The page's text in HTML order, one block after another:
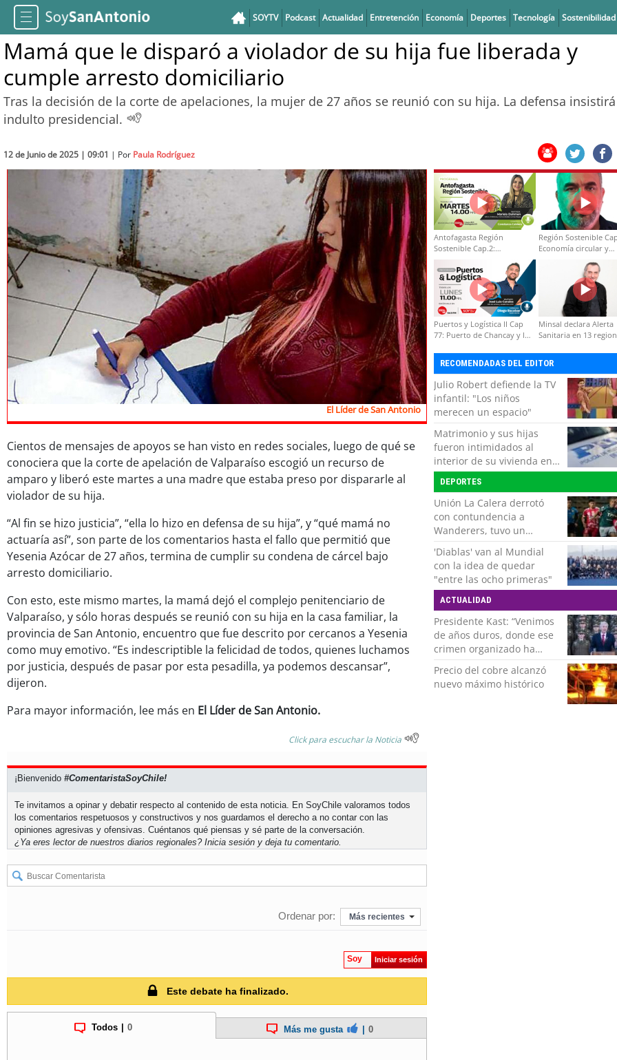
SOYTV Podcast Actualidad Entretención Economía Deportes Tecnología Sostenibilidad
Mamá que le disparó a violador de su hija fue liberada y
cumple arresto domiciliario
Tras la decisión de la corte de apelaciones, la mujer de 27 años se reunió con su hija. La defensa
indulto presidencial.
12 de Junio de 2025 | 09:01 | Por Paula Rodríguez
El Líder de San Antonio
Cientos de mensajes de apoyos se han visto en redes sociales, luego de qué se
conociera que la corte de apelación de Valparaíso escogió un recurso de
amparo y liberó este martes a una madre que estaba preso por dispararle al
violador de su hija.
“Al fin se hizo justicia”, “ella lo hizo en defensa de su hija”, y “qué mamá no
actuaría así”, son parte de los comentarios hasta el fallo que permitió que
Yesenia Azócar de 27 años, termina de cumplir su condena de cárcel bajo
arresto domiciliario.
Con esto, este mismo martes, la mamá dejó el complejo penitenciario de
Valparaíso, y sólo horas después se reunió con su hija en la casa familiar, la
provincia de San Antonio, encuentro que fue descrito por cercanos a Yesenia
como muy emotivo. “Es indescriptible la felicidad de todos, quienes luchamos
por justicia, después de pasar por esta pesadilla, ya podemos descansar”,
dijeron.
Para mayor información, lee más en El Líder de San Antonio.
Click para escuchar la Noticia
¡Bienvenido #ComentaristaSoyChile!
Te invitamos a opinar y debatir respecto al contenido de esta noticia. En SoyChile valoramos todos
los comentarios respetuosos y constructivos y nos guardamos el derecho a no contar con las
opiniones agresivas y ofensivas. Cuéntanos qué piensas y sé parte de la conversación.
¿Ya eres lector de nuestros diarios regionales? Inicia sesión y deja tu comentario.
Ordenar por: Más recientes
Soy Iniciar sesión
Este debate ha finalizado.
Todos 0 Más me gusta 0
Antofagasta Región
Sostenible Cap.2:
Educación ambiental y
formación de capacidades
técnicas
Región Sostenible
Economía circular y
Puertos y Logística II Cap
77: Puerto de Chancay y la
Minsal declara Alerta
Sanitaria en 13
RECOMENDADAS DEL EDITOR
Julio Robert defiende la TV
infantil: "Los niños
merecen un espacio"
Matrimonio y sus hijas
fueron intimidados al
interior de su vivienda en
Puente Alto
DEPORTES
Unión La Calera derrotó
con contundencia a
Wanderers, tuvo un
respiro y clasificó en Copa
Chile
'Diablas' van al Mundial
con la idea de quedar
"entre las ocho primeras"
ACTUALIDAD
Presidente Kast: “Venimos
de años duros, donde ese
crimen organizado ha
ocupado un lugar que no
le corresponde”
Precio del cobre alcanzó
nuevo máximo histórico